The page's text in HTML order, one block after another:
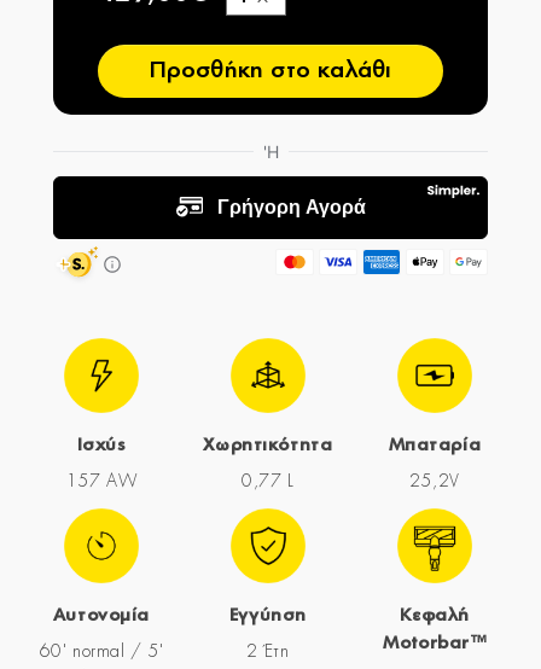
−
Προσθήκη στο καλάθι
Ισχύς
157 AW
Χωρητικότητα
0,77 L
Μπαταρία
25,2V
Αυτονομία
60' normal / 5'
Εγγύηση
2 Έτη
Κεφαλή
Motorbar™